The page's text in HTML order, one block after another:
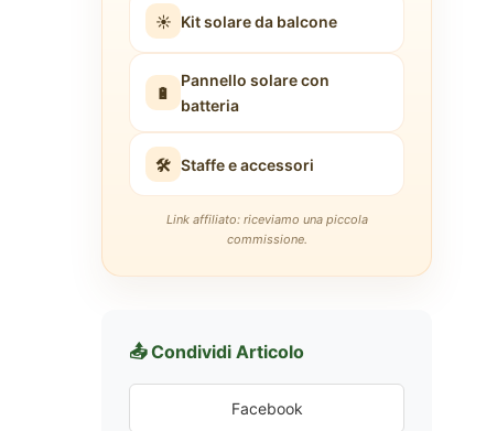
☀️ Kit solare da balcone
🔋
Pannello solare con
batteria
🛠️ Staffe e accessori
Link affiliato: riceviamo una piccola
commissione.
📤 Condividi Articolo
Facebook